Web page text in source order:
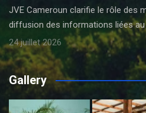
JVE Cameroun clarifie le rôle des
diffusion des informations liées
24 juillet 2026
Gallery